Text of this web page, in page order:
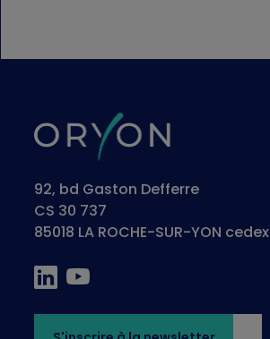
92, bd Gaston Defferre
CS 30 737
85018 LA ROCHE-SUR-YON cedex